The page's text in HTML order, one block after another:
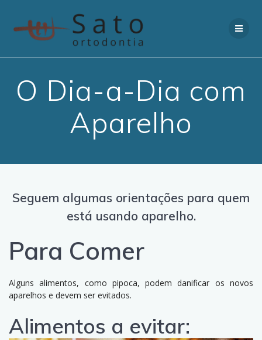
to
content
O Dia-a-Dia com
Aparelho
Seguem algumas orientações para quem
está usando aparelho.
Para Comer
Alguns alimentos, como pipoca, podem danificar os novos
aparelhos e devem ser evitados.
Alimentos a evitar: